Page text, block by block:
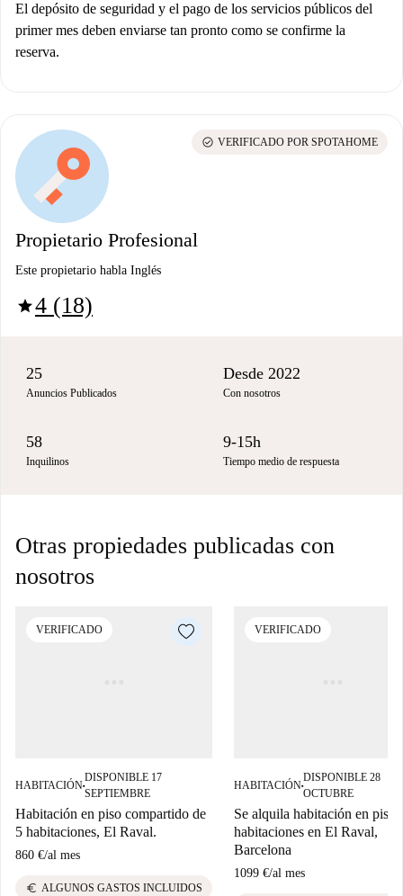
El depósito de seguridad y el pago de los servicios públicos del
primer mes deben enviarse tan pronto como se confirme la
reserva.
Propietario Profesional
Este propietario habla Inglés
star4 (18)
check_circle VERIFICADO POR SPOTAHOME
25
Anuncios Publicados
Desde 2022
Con nosotros
58
Inquilinos
9-15h
Tiempo medio de respuesta
Otras propiedades publicadas con
nosotros
VERIFICADO
HABITACIÓN■
DISPONIBLE 17
SEPTIEMBRE
Habitación en piso compartido de
5 habitaciones, El Raval.
860 €/al mes
euro ALGUNOS GASTOS INCLUIDOS
VERIFICADO
HABITACIÓN■
DISPONIBLE 28
OCTUBRE
Se alquila habitación en piso
habitaciones en El Raval,
Barcelona
1099 €/al mes